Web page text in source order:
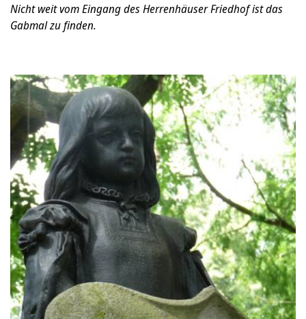
Nicht weit vom Eingang des Herrenhäuser Friedhof ist das
Gabmal zu finden.